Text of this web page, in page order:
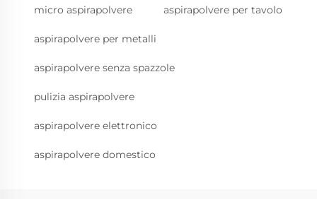
micro aspirapolvere aspirapolvere per tavolo
aspirapolvere per metalli
aspirapolvere senza spazzole
pulizia aspirapolvere
aspirapolvere elettronico
aspirapolvere domestico